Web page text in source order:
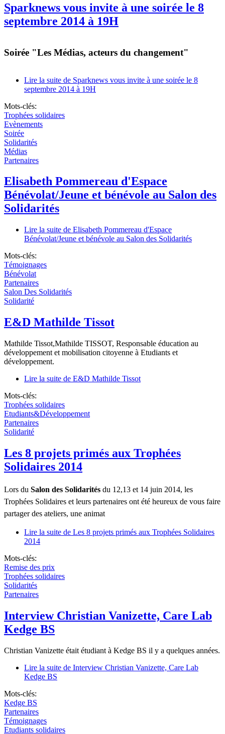
Sparknews vous invite à une soirée le 8
septembre 2014 à 19H
Soirée "Les Médias, acteurs du changement"
Lire la suite de Sparknews vous invite à une soirée le 8
septembre 2014 à 19H
Mots-clés:
Trophées solidaires
Evènements
Soirée
Solidarités
Médias
Partenaires
Elisabeth Pommereau d'Espace
Bénévolat/Jeune et bénévole au Salon des
Solidarités
Lire la suite de Elisabeth Pommereau d'Espace
Bénévolat/Jeune et bénévole au Salon des Solidarités
Mots-clés:
Témoignages
Bénévolat
Partenaires
Salon Des Solidarités
Solidarité
E&D Mathilde Tissot
Mathilde Tissot,Mathilde TISSOT, Responsable éducation au
développement et mobilisation citoyenne à Etudiants et
développement.
Lire la suite de E&D Mathilde Tissot
Mots-clés:
Trophées solidaires
Etudiants&Développement
Partenaires
Solidarité
Les 8 projets primés aux Trophées
Solidaires 2014
Lors du Salon des Solidarités du 12,13 et 14 juin 2014, les
Trophées Solidaires et leurs partenaires ont été heureux de vous faire
partager des ateliers, une animat
Lire la suite de Les 8 projets primés aux Trophées Solidaires
2014
Mots-clés:
Remise des prix
Trophées solidaires
Solidarités
Partenaires
Interview Christian Vanizette, Care Lab
Kedge BS
Christian Vanizette était étudiant à Kedge BS il y a quelques années.
Lire la suite de Interview Christian Vanizette, Care Lab
Kedge BS
Mots-clés:
Kedge BS
Partenaires
Témoignages
Etudiants solidaires